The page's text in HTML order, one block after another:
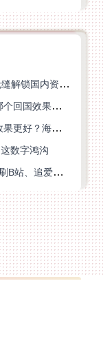
海外党必看：如何选对回国翻墙VPN，无缝解锁国内资源？
ChickCN VPN好用吗？和海牛VPN对比哪个回国效果更好？
ChickCN VPN和当归VPN对比哪个回国效果更好？海外党亲测后选了它
数字鸿沟
Quickback和巨鲸好用吗？在海外深夜想刷B站、追爱奇艺的你，或许正需要这份答案